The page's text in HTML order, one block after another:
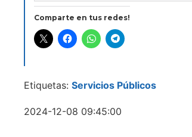
Comparte en tus redes!
Etiquetas: Servicios Públicos
2024-12-08 09:45:00